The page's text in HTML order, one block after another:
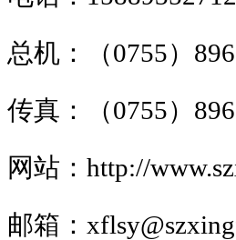
总机：（0755）
传真：（0755）
网站： http://www.
邮箱：